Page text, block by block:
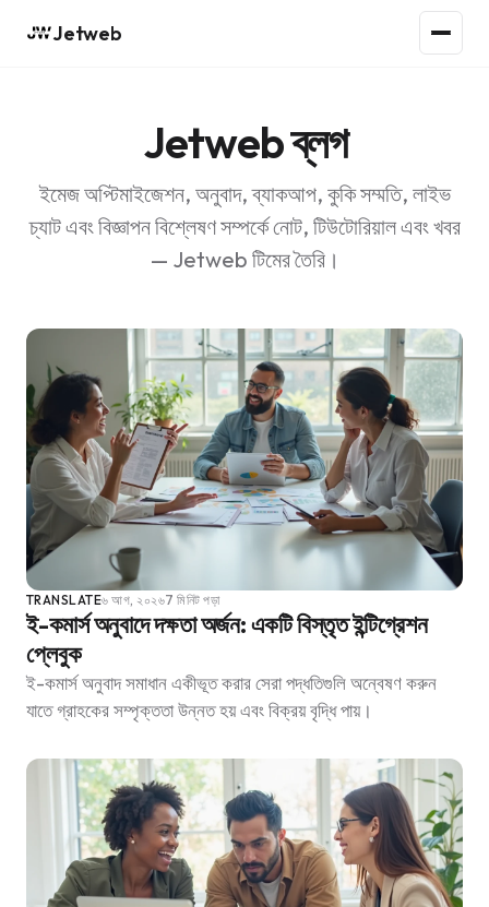
Jetweb
Jetweb ব্লগ
ইমেজ অপ্টিমাইজেশন, অনুবাদ, ব্যাকআপ, কুকি সম্মতি, লাইভ
চ্যাট এবং বিজ্ঞাপন বিশ্লেষণ সম্পর্কে নোট, টিউটোরিয়াল এবং খবর
— Jetweb টিমের তৈরি।
TRANSLATE৬ আগ, ২০২৬7 মিনিট পড়া
ই-কমার্স অনুবাদে দক্ষতা অর্জন: একটি বিস্তৃত ইন্টিগ্রেশন
প্লেবুক
ই-কমার্স অনুবাদ সমাধান একীভূত করার সেরা পদ্ধতিগুলি অন্বেষণ করুন
যাতে গ্রাহকের সম্পৃক্ততা উন্নত হয় এবং বিক্রয় বৃদ্ধি পায়।